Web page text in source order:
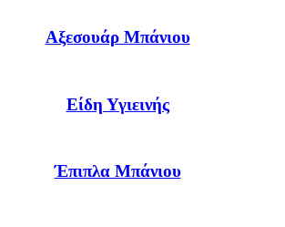
Αξεσουάρ Μπάνιου
Είδη Υγιεινής
Έπιπλα Μπάνιου